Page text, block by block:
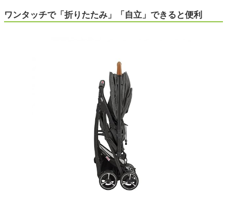
ワンタッチで「折りたたみ」「自立」できると便利